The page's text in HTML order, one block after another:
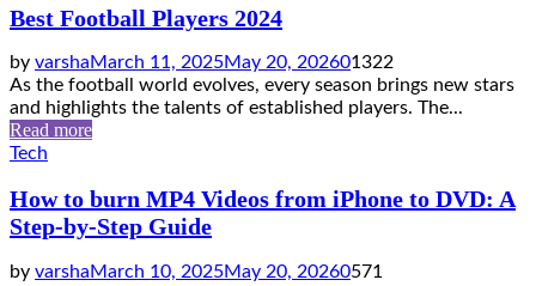
Best Football Players 2024
by varshaMarch 11, 2025May 20, 202601322
As the football world evolves, every season brings new stars
and highlights the talents of established players. The...
Read more
Tech
How to burn MP4 Videos from iPhone to DVD: A
Step-by-Step Guide
by varshaMarch 10, 2025May 20, 20260571